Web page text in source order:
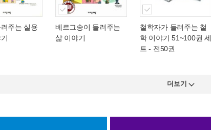
주는 실용
베르그송이 들려주는
삶 이야기
철학자가 들려주는 철
학 이야기 51~100권 세
트 - 전50권
더보기